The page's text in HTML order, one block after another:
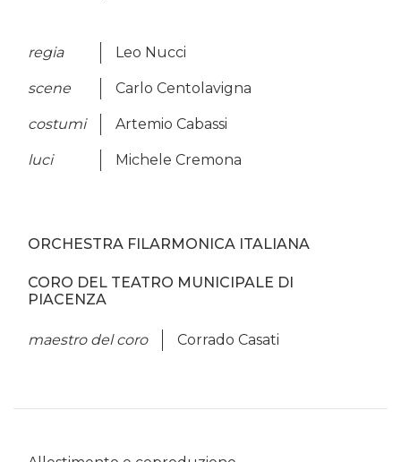
regia Leo Nucci
scene Carlo Centolavigna
costumi Artemio Cabassi
luci Michele Cremona
ORCHESTRA FILARMONICA ITALIANA
CORO DEL TEATRO MUNICIPALE DI
PIACENZA
maestro del coro Corrado Casati